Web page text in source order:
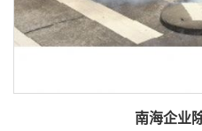
南海企业